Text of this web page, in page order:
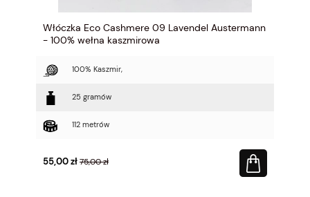
Włóczka Eco Cashmere 09 Lavendel Austermann
- 100% wełna kaszmirowa
100% Kaszmir,
25 gramów
112 metrów
55,00 zł75,00 zł